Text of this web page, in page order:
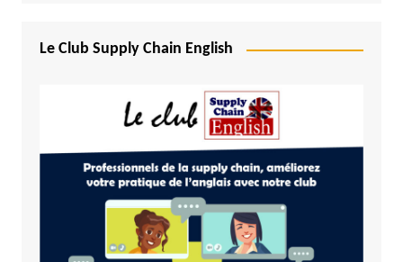
Le Club Supply Chain English